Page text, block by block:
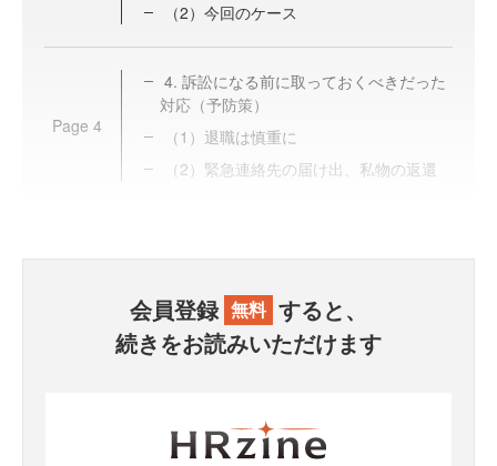
（2）今回のケース
Page 4
4. 訴訟になる前に取っておくべきだった
対応（予防策）
（1）退職は慎重に
（2）緊急連絡先の届け出、私物の返還
会員登録 無料 すると、
続きをお読みいただけます